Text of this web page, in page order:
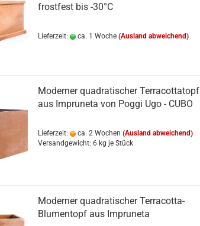
frostfest bis -30°C
Lieferzeit: ca. 1 Woche (Ausland abweichend)
Moderner quadratischer Terracottatopf
aus Impruneta von Poggi Ugo - CUBO
Lieferzeit: ca. 2 Wochen (Ausland abweichend)
Versandgewicht:6 kg je Stück
Moderner quadratischer Terracotta-
Blumentopf aus Impruneta